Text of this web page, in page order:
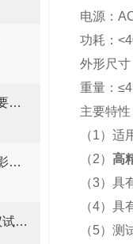
使用微机继电保护测试仪需要主要哪些问题
钢筋打点机的精度与稳定性如何影响施工质量？
BTZ-2000全自动变比组别测试仪试验操作步骤
电源：
功耗：
外形尺
重量：
主要特性
（1）
（2） 高
（3）
（4）
（5）